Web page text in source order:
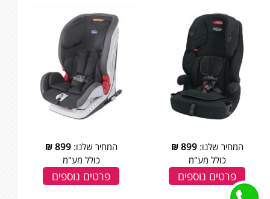
המחיר שלנו:899
₪
כולל מע"מ
פרטים נוספים
המחיר שלנו:899
₪
כולל מע"מ
פרטים נוספים